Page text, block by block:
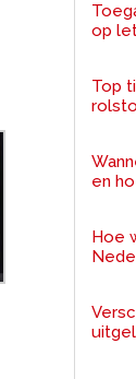
op
Top
en
Hoe